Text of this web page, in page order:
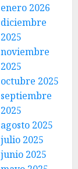
enero 2026
diciembre
2025
noviembre
2025
octubre 2025
septiembre
2025
agosto 2025
julio 2025
junio 2025